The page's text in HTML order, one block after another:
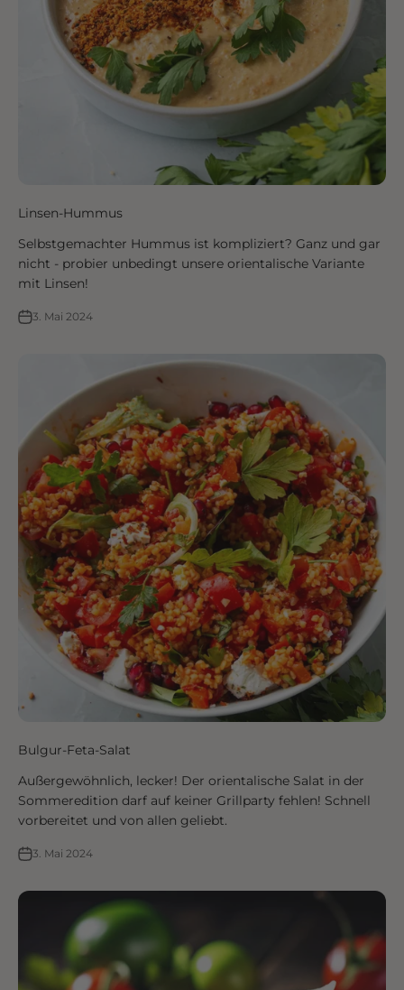
Linsen-Hummus
Selbstgemachter Hummus ist kompliziert? Ganz und gar
nicht - probier unbedingt unsere orientalische Variante
mit Linsen!
3. Mai 2024
Bulgur-Feta-Salat
Außergewöhnlich, lecker! Der orientalische Salat in der
Sommeredition darf auf keiner Grillparty fehlen! Schnell
vorbereitet und von allen geliebt.
3. Mai 2024